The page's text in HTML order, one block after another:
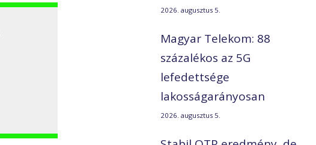
2026. augusztus 5.
Magyar Telekom: 88
százalékos az 5G
lefedettsége
lakosságarányosan
2026. augusztus 5.